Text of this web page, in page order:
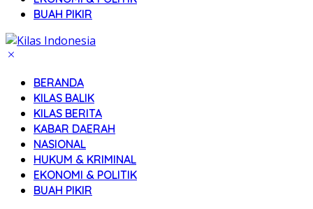
BUAH PIKIR
BERANDA
KILAS BALIK
KILAS BERITA
KABAR DAERAH
NASIONAL
HUKUM & KRIMINAL
EKONOMI & POLITIK
BUAH PIKIR